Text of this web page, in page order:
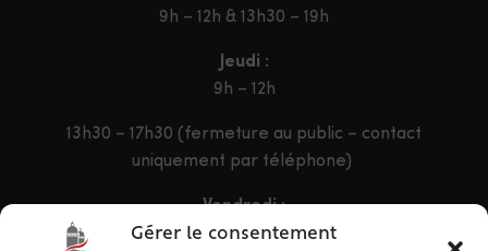
Gérer le consentement
9h – 12h & 13h30 – 19h
Jeudi :
9h – 12h
13h30 – 17h30 (fermeture au public – contact
uniquement par téléphone)
Vendredi :
9h – 12h & 13h30 – 16h30